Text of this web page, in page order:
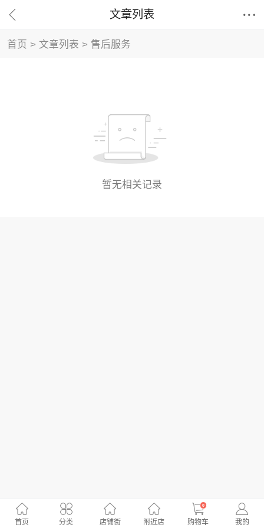
 文章列表 
首页 > 文章列表 > 售后服务
暂无相关记录
首页 分类 店铺街 附近店
0
购物车 我的